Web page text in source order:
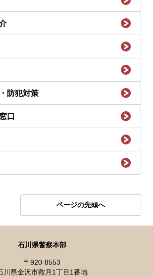
防犯対策
口
ページの先頭へ
石川県警察本部
〒920-8553
川県金沢市鞍月1丁目1番地